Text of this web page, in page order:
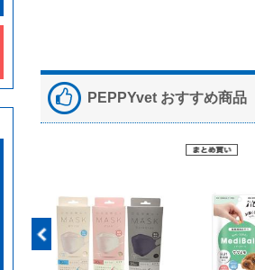
PEPPYvet おすすめ商品